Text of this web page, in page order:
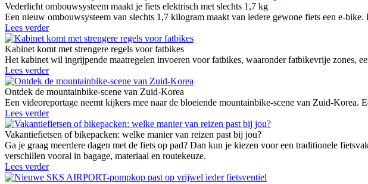
Vederlicht ombouwsysteem maakt je fiets elektrisch met slechts 1,7 kg
Een nieuw ombouwsysteem van slechts 1,7 kilogram maakt van iedere gewone fiets een e-
Lees verder
Kabinet komt met strengere regels voor fatbikes
Het kabinet wil ingrijpende maatregelen invoeren voor fatbikes, waaronder fatbikevrije zones,
Lees verder
Ontdek de mountainbike-scene van Zuid-Korea
Een videoreportage neemt kijkers mee naar de bloeiende mountainbike-scene van Zuid-Korea.
Lees verder
Vakantiefietsen of bikepacken: welke manier van reizen past bij jou?
Ga je graag meerdere dagen met de fiets op pad? Dan kun je kiezen voor een traditionele
verschillen vooral in bagage, materiaal en routekeuze.
Lees verder